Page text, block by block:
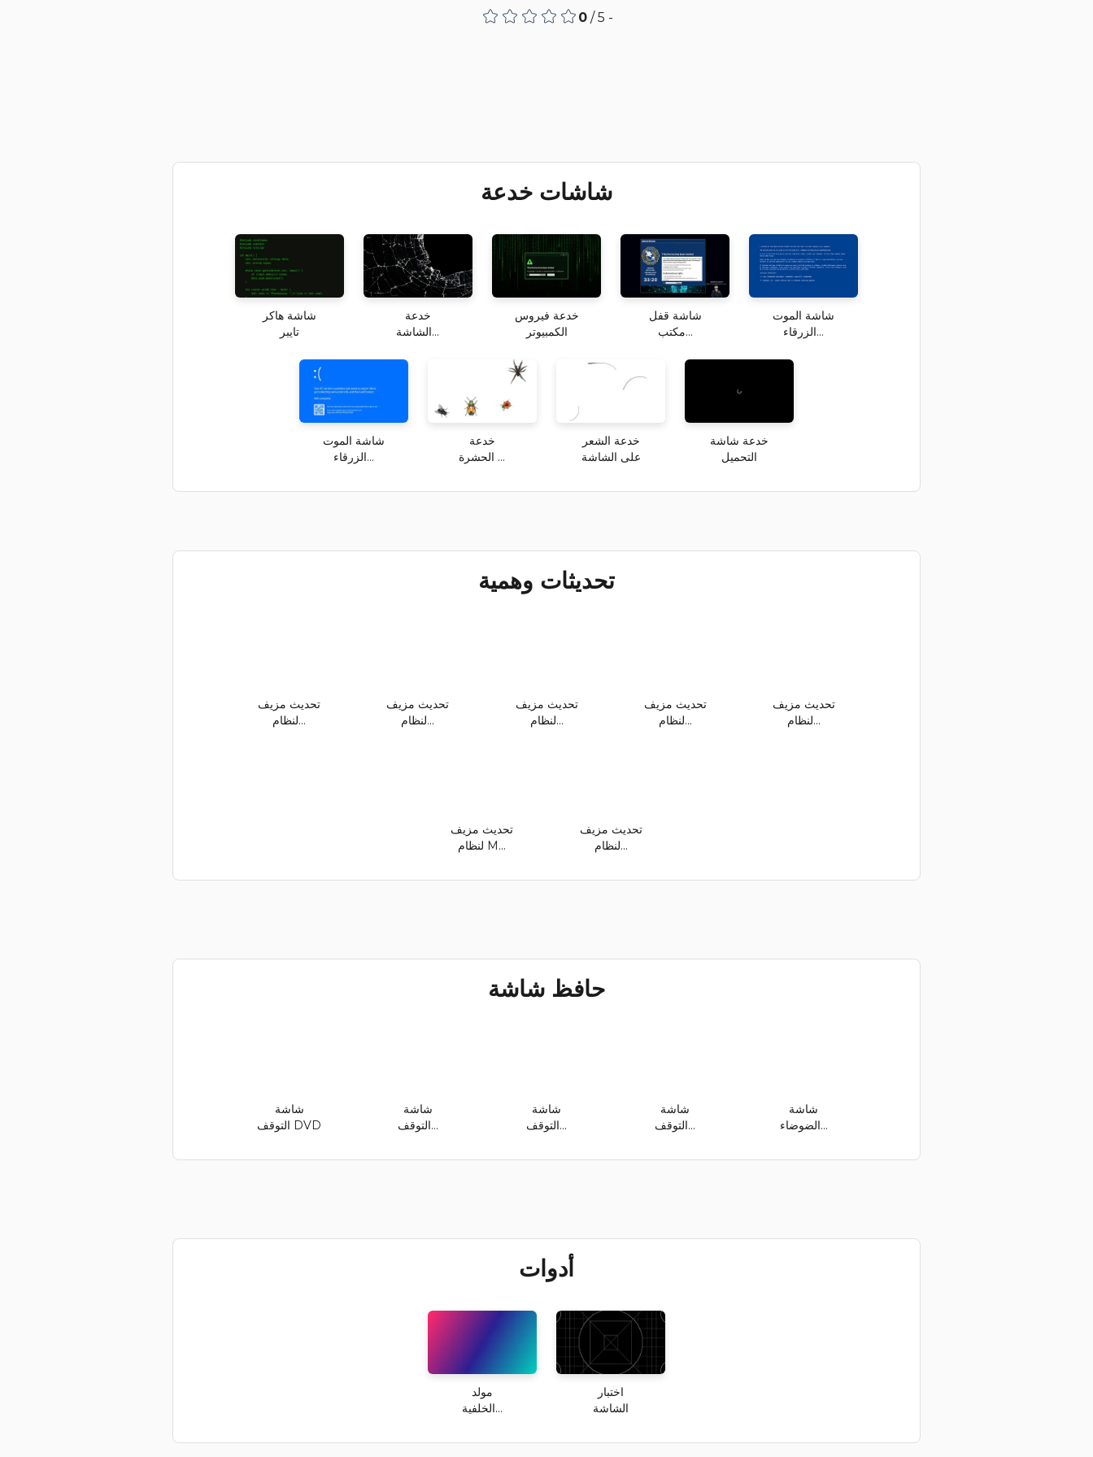
0/ 5 -
شاشات خدعة
شاشة هاكر
تايبر
خدعة
الشاشة...
خدعة فيروس
الكمبيوتر
شاشة قفل
مكتب...
شاشة الموت
الزرقاء...
شاشة الموت
الزرقاء...
خدعة
الحشرة ...
خدعة الشعر
على الشاشة
خدعة شاشة
التحميل
تحديثات وهمية
تحديث مزيف
لنظام...
تحديث مزيف
لنظام...
تحديث مزيف
لنظام...
تحديث مزيف
لنظام...
تحديث مزيف
لنظام...
تحديث مزيف
لنظام M...
تحديث مزيف
لنظام...
حافظ شاشة
شاشة
التوقف DVD
شاشة
التوقف...
شاشة
التوقف...
شاشة
التوقف...
شاشة
الضوضاء...
أدوات
مولد
الخلفية...
اختبار
الشاشة